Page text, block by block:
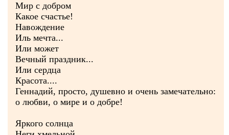
Мир с добром
Какое счастье!
Навождение
Иль мечта...
Или может
Вечный праздник...
Или сердца
Красота....
Геннадий, просто, душевно и очень замечательно:
о любви, о мире и о добре!
Яркого солнца